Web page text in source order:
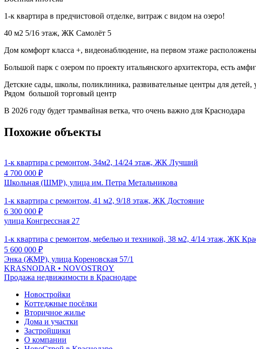
1-к квартира в предчистовой отделке, витраж с видом на озеро!
40 м2 5/16 этаж, ЖК Самолёт 5
Дом комфорт класса +, видеонаблюдение, на первом этаже
Большой парк с озером по проекту итальянского архитектора, есть
Детские сады, школы, поликлиника, развивательные центры для детей,
Рядом большой торговый центр
В 2026 году будет трамвайная ветка, что очень важно для Краснодара
Похожие объекты
1-к квартира с ремонтом, 34м2, 14/24 этаж, ЖК Лучший
4 700 000 ₽
Школьная (ШМР), улица им. Петра Метальникова
1-к квартира с ремонтом, 41 м2, 9/18 этаж, ЖК Достояние
6 300 000 ₽
улица Конгрессная 27
1-к квартира с ремонтом, мебелью и техникой, 38 м2, 4/14 этаж, ЖК
5 600 000 ₽
Энка (ЖМР), улица Кореновская 57/1
KRASNODAR • NOVOSTROY
Продажа недвижимости в Краснодаре
Новостройки
Коттеджные посёлки
Вторичное жилье
Дома и участки
Застройщики
О компании